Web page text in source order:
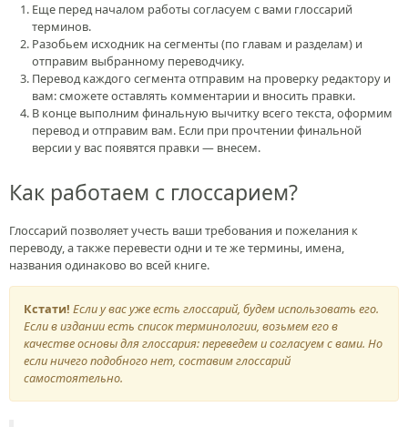
Еще перед началом работы согласуем с вами глоссарий
терминов.
Разобьем исходник на сегменты (по главам и разделам) и
отправим выбранному переводчику.
Перевод каждого сегмента отправим на проверку редактору и
вам: сможете оставлять комментарии и вносить правки.
В конце выполним финальную вычитку всего текста, оформим
перевод и отправим вам. Если при прочтении финальной
версии у вас появятся правки — внесем.
Как работаем с глоссарием?
Глоссарий позволяет учесть ваши требования и пожелания к
переводу, а также перевести одни и те же термины, имена,
названия одинаково во всей книге.
Кстати! Если у вас уже есть глоссарий, будем использовать его.
Если в издании есть список терминологии, возьмем его в
качестве основы для глоссария: переведем и согласуем с вами. Но
если ничего подобного нет, составим глоссарий
самостоятельно.